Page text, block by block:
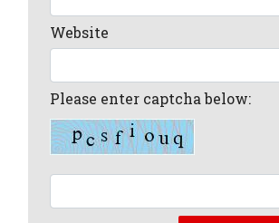
Website
Please enter captcha below: